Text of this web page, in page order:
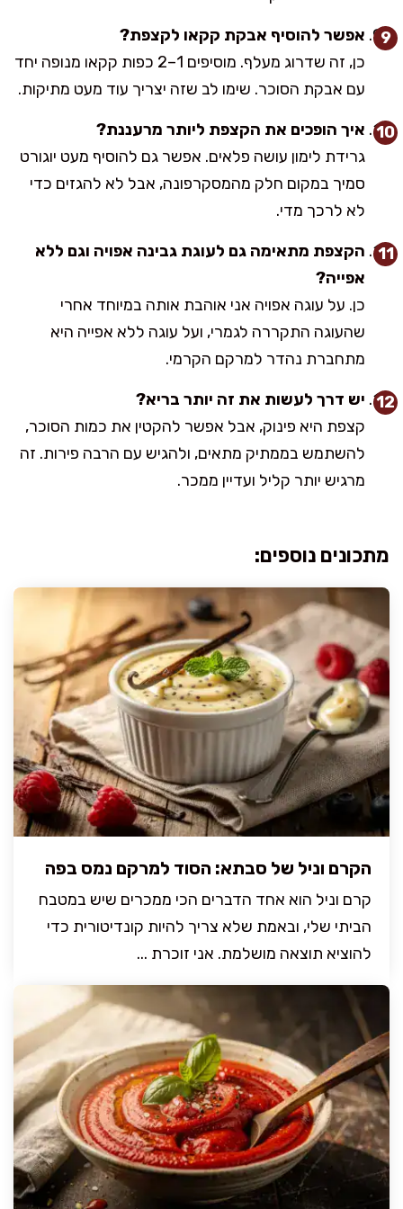
אפשר להוסיף אבקת קקאו לקצפת?
כן, זה שדרוג מעלף. מוסיפים 1–2 כפות קקאו מנופה יחד
עם אבקת הסוכר. שימו לב שזה יצריך עוד מעט מתיקות.
איך הופכים את הקצפת ליותר מרעננת?
גרידת לימון עושה פלאים. אפשר גם להוסיף מעט יוגורט
סמיך במקום חלק מהמסקרפונה, אבל לא להגזים כדי
לא לרכך מדי.
הקצפת מתאימה גם לעוגת גבינה אפויה וגם ללא
אפייה?
כן. על עוגה אפויה אני אוהבת אותה במיוחד אחרי
שהעוגה התקררה לגמרי, ועל עוגה ללא אפייה היא
מתחברת נהדר למרקם הקרמי.
יש דרך לעשות את זה יותר בריא?
קצפת היא פינוק, אבל אפשר להקטין את כמות הסוכר,
להשתמש בממתיק מתאים, ולהגיש עם הרבה פירות. זה
מרגיש יותר קליל ועדיין ממכר.
מתכונים נוספים:
הקרם וניל של סבתא: הסוד למרקם נמס בפה
קרם וניל הוא אחד הדברים הכי ממכרים שיש במטבח
הביתי שלי, ובאמת שלא צריך להיות קונדיטורית כדי
להוציא תוצאה מושלמת. אני זוכרת ...